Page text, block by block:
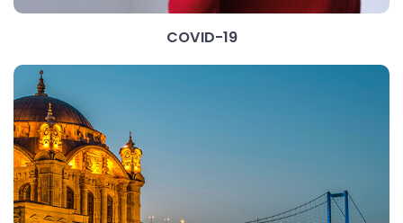
COVID-19